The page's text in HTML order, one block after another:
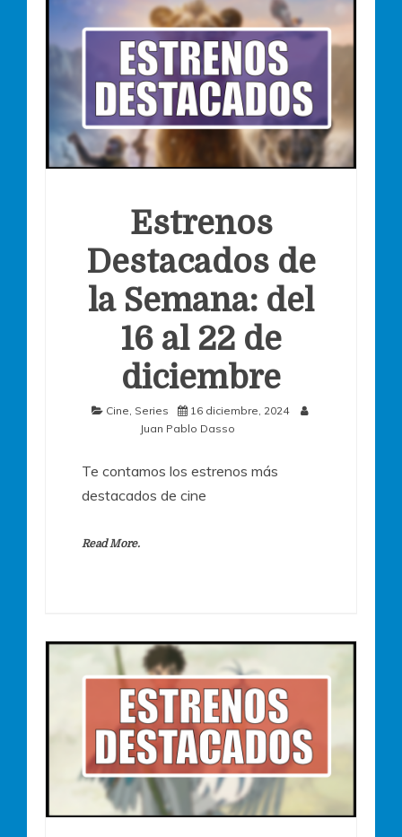
Estrenos
Destacados de
la Semana: del
16 al 22 de
diciembre
Cine, Series
16 diciembre, 2024
Juan Pablo Dasso
Te contamos los estrenos más
destacados de cine
Read More.